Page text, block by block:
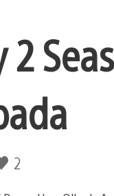
2
2